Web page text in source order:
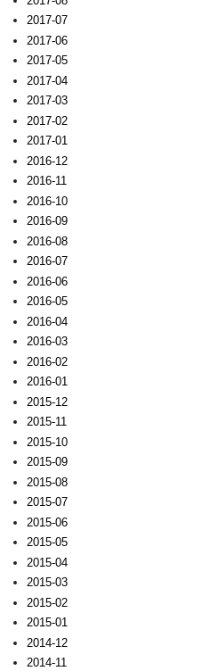
2017-07
2017-06
2017-05
2017-04
2017-03
2017-02
2017-01
2016-12
2016-11
2016-10
2016-09
2016-08
2016-07
2016-06
2016-05
2016-04
2016-03
2016-02
2016-01
2015-12
2015-11
2015-10
2015-09
2015-08
2015-07
2015-06
2015-05
2015-04
2015-03
2015-02
2015-01
2014-12
2014-11